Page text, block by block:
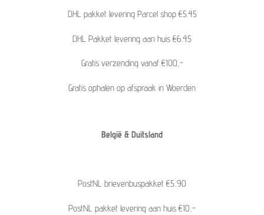
DHL pakket levering Parcel shop €5.45
DHL Pakket levering aan huis €6.45
Gratis verzending vanaf €100,-
Gratis ophalen op afspraak in Woerden
België & Duitsland
PostNL brievenbuspakket €5,90
PostNL pakket levering aan huis €10,-